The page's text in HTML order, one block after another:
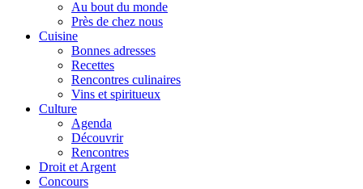
Au bout du monde
Près de chez nous
Cuisine
Bonnes adresses
Recettes
Rencontres culinaires
Vins et spiritueux
Culture
Agenda
Découvrir
Rencontres
Droit et Argent
Concours